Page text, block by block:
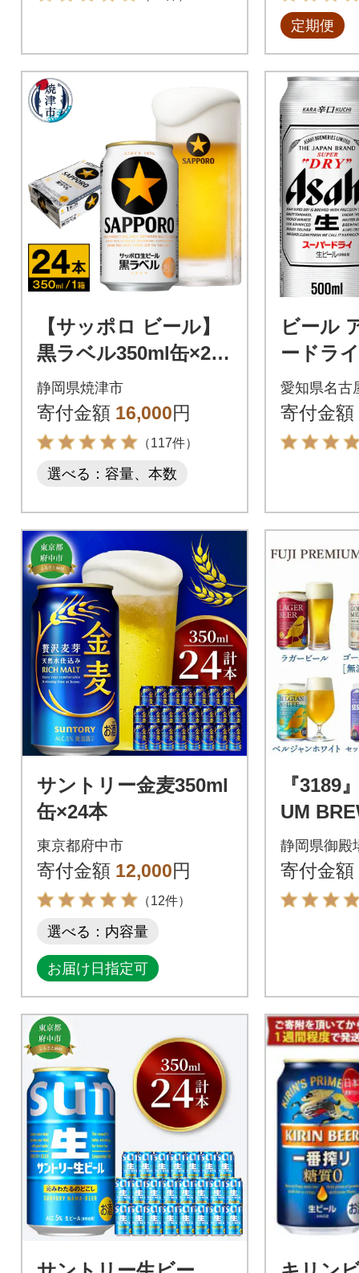
定期便
【サッポロ ビール】
黒ラベル350ml缶×24
本(a16-181)
静岡県焼津市
寄付金額 16,000円
（117件）
選べる：容量、本数
ビール
ードラ
愛知県名古
寄付金額
サントリー金麦350ml
缶×24本
東京都府中市
寄付金額 12,000円
（12件）
選べる：内容量
お届け日指定可
『3189
UM
本)
静岡県御殿
寄付金額